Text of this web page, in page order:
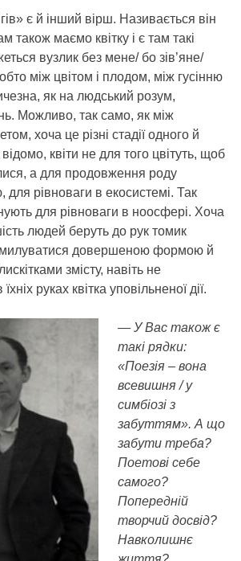
є й інший вірш. Називається він
також маємо квітку і є там такі
вузлик без мене/ бо зів’яне/
між цвітом і плодом, між гусінню
як на людський розум,
Можливо, так само, як між
хоча це різні стадії одного й
квіти не для того цвітуть, щоб
а для продовження роду
рівноваги в екосистемі. Так
для рівноваги в ноосфері. Хоча
людей беруть до рук томик
милуватися довершеною формою й
змісту, навіть не
руках квітка уповільненої дії.
— У Вас також є
такі рядки:
«Поезія – вона
всевишня / у
симбіозі з
забуттям». А що
забути треба?
Поетові себе
самого?
Попередній
творчий досвід?
Навколишнє